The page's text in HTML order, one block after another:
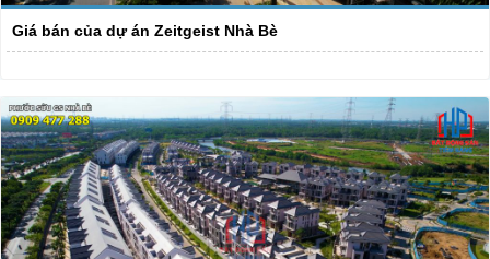
Giá bán của dự án Zeitgeist Nhà Bè